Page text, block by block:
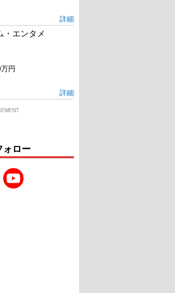
詳細
・エンタメ
円
詳細
ォロー